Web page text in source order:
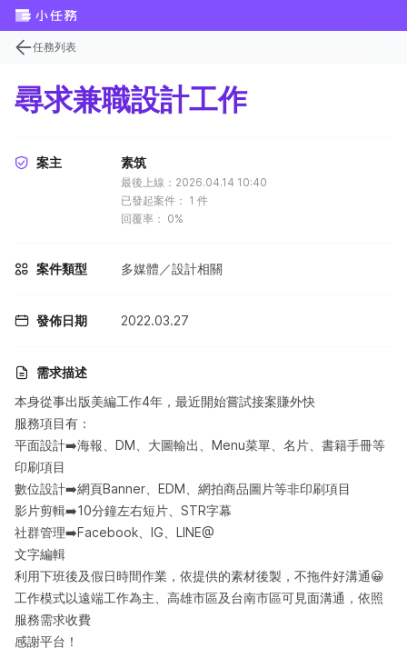
任務列表
尋求兼職設計工作
案主 素筑
最後上線：2026.04.14 10:40
已發起案件： 1 件
回覆率： 0%
案件類型 多媒體／設計相關
發佈日期 2022.03.27
需求描述
本身從事出版美編工作4年，最近開始嘗試接案賺外快
服務項目有：
平面設計➡️海報、DM、大圖輸出、Menu菜單、名片、書籍手冊等
印刷項目
數位設計➡️網頁Banner、EDM、網拍商品圖片等非印刷項目
影片剪輯➡️10分鐘左右短片、STR字幕
社群管理➡️Facebook、IG、LINE@
文字編輯
利用下班後及假日時間作業，依提供的素材後製，不拖件好溝通😀
工作模式以遠端工作為主、高雄市區及台南市區可見面溝通，依照
服務需求收費
感謝平台！